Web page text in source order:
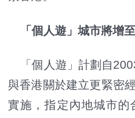
「個人遊」城市將增
「個人遊」計劃自
與香港關於建立更緊密
實施，指定內地城市的